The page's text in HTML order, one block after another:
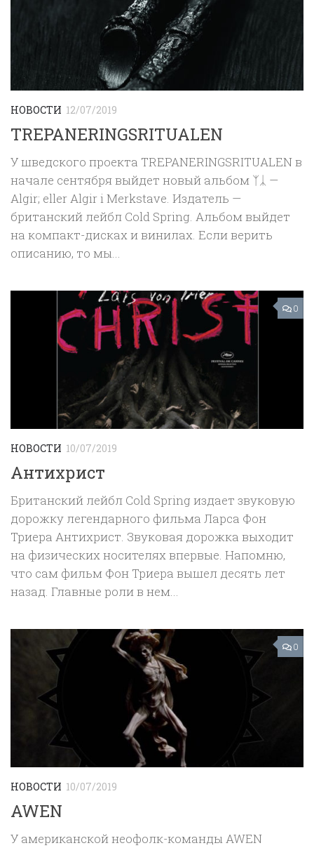
НОВОСТИ 12/07/2019
TREPANERINGSRITUALEN
У шведского проекта TREPANERINGSRITUALEN в
начале сентября выйдет новый альбом ᛉᛣ —
Algir; eller Algir i Merkstave. Издатель —
британский лейбл Cold Spring. Альбом выйдет
на компакт-дисках и винилах. Если верить
описанию, то мы...
0
НОВОСТИ 10/07/2019
Антихрист
Британский лейбл Cold Spring издает звуковую
дорожку легендарного фильма Ларса Фон
Триера Антихрист. Звуковая дорожка выходит
на физических носителях впервые. Напомню,
что сам фильм Фон Триера вышел десять лет
назад. Главные роли в нем...
0
НОВОСТИ 10/07/2019
AWEN
У американской неофолк-команды AWEN